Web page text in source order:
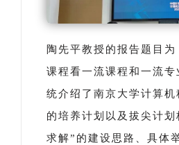
陶先平教授的报告题目
课程看一流课程和一流专
统介绍了南京大学计算机
的培养计划以及拔尖计划
求解”的建设思路、具体